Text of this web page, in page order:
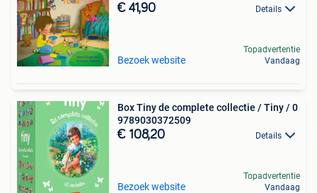
€ 41,90 Details
Bezoek website
Topadvertentie
Vandaag
Box Tiny de complete collectie / Tiny / 0
9789030372509
€ 108,20 Details
Bezoek website
Topadvertentie
Vandaag